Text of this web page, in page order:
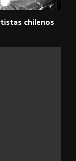
chilenos